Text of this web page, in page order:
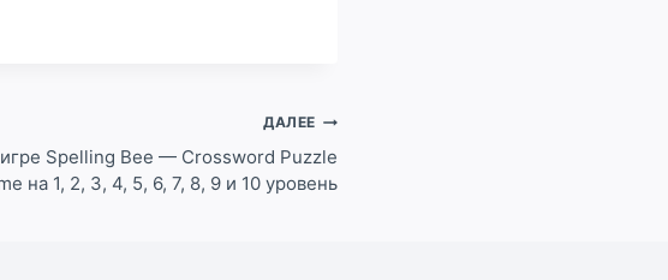
ДАЛЕЕ
Spelling Bee — Crossword Puzzle
на 1, 2, 3, 4, 5, 6, 7, 8, 9 и 10 уровень